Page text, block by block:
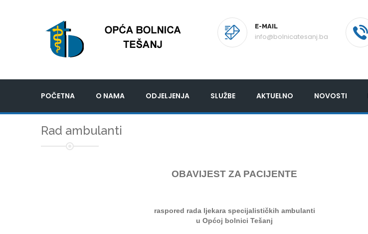
E-MAIL
info@bolnicatesanj.ba
POČETNA O NAMA ODJELJENJA SLUŽBE AKTUELNO NOVOSTI
Rad ambulanti
OBAVIJEST ZA PACIJENTE
raspored rada ljekara specijalističkih ambulanti
u Općoj bolnici Tešanj